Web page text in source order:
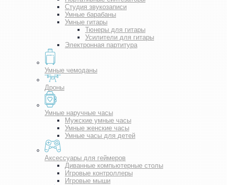
Студия звукозаписи
Умные барабаны
Умные гитары
Тюнеры для гитары
Усилители для гитары
Электронная партитура
Умные чемоданы
Дроны
Умные наручные часы
Мужские умные часы
Умные женские часы
Умные часы для детей
Аксессуары для геймеров
Диванные компьютерные столы
Игровые контроллеры
Игровые мыши